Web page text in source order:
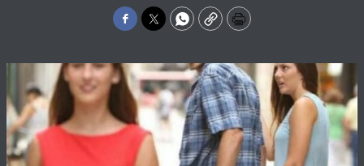
Facebook
TwitterWhatsApp
CopyPrint